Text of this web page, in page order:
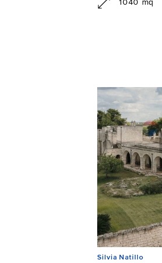
1040 mq
Silvia Natillo